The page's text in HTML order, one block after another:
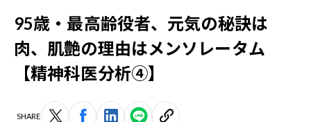
95歳・最高齢役者、元気の秘訣は
肉、肌艶の理由はメンソレータム
【精神科医分析④】
SHARE